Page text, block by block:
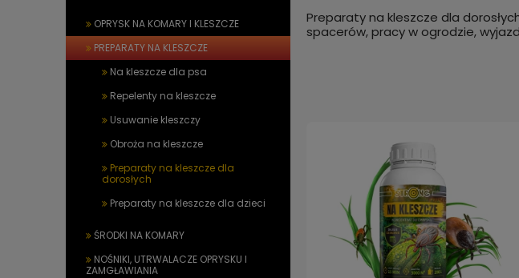
OPRYSK NA KOMARY I KLESZCZE
PREPARATY NA KLESZCZE
Na kleszcze dla psa
Repelenty na kleszcze
Usuwanie kleszczy
Obroża na kleszcze
Preparaty na kleszcze dla
dorosłych
Preparaty na kleszcze dla dzieci
ŚRODKI NA KOMARY
NOŚNIKI, UTRWALACZE OPRYSKU I
ZAMGŁAWIANIA
Preparaty na kleszcze dla
spacerów, pracy w ogrodzie,